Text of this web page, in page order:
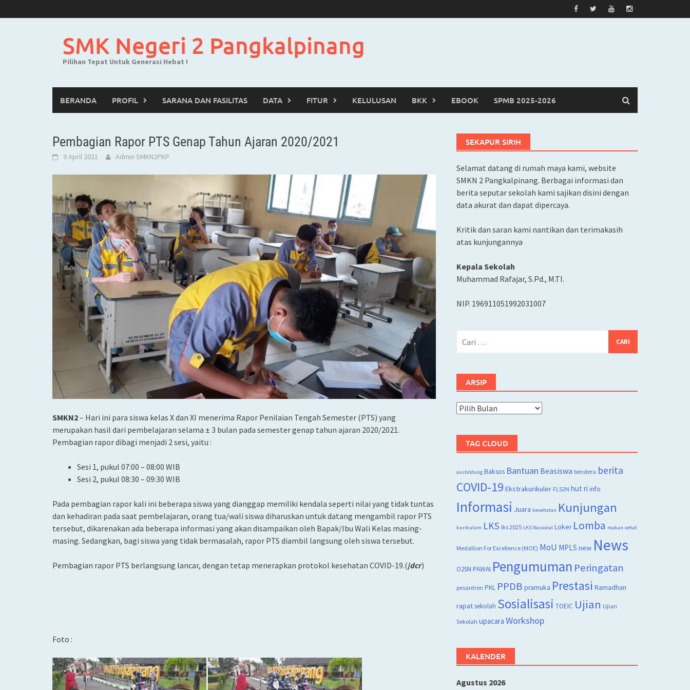
to
SMK Negeri 2 Pangkalpinang
Pilihan Tepat Untuk Generasi Hebat !
BERANDA PROFIL SARANA DAN FASILITAS DATA FITUR KELULUSAN BKK EBOOK SPMB 2025-2026
Pembagian Rapor PTS Genap Tahun Ajaran 2020/2021
9 April 2021 Admin SMKN2PKP
SMKN2– Hari ini para siswa kelas X dan XI menerima Rapor Penilaian Tengah Semester (PTS) yang
merupakan hasil dari pembelajaran selama ± 3 bulan pada semester genap tahun ajaran 2020/2021.
Pembagian rapor dibagi menjadi 2 sesi, yaitu :
Sesi 1, pukul 07:00 – 08:00 WIB
Sesi 2, pukul 08:30 – 09:30 WIB
Pada pembagian rapor kali ini beberapa siswa yang dianggap memiliki kendala seperti nilai yang tidak tuntas
dan kehadiran pada saat pembelajaran, orang tua/wali siswa diharuskan untuk datang mengambil rapor PTS
tersebut, dikarenakan ada beberapa informasi yang akan disampaikan oleh Bapak/Ibu Wali Kelas masing-
masing. Sedangkan, bagi siswa yang tidak bermasalah, rapor PTS diambil langsung oleh siswa tersebut.
Pembagian rapor PTS berlangsung lancar, dengan tetap menerapkan protokol kesehatan COVID-19.(/dcr)
Foto :
SEKAPUR SIRIH
Selamat datang di rumah maya kami, website
SMKN 2 Pangkalpinang. Berbagai informasi dan
berita seputar sekolah kami sajikan disini dengan
data akurat dan dapat dipercaya.
Kritik dan saran kami nantikan dan terimakasih
atas kunjungannya
Kepala Sekolah
Muhammad Rafajar, S.Pd., M.TI.
NIP. 196911051992031007
ARSIP
Arsip
TAG CLOUD
ausbildung Baksos Bantuan Beasiswa bendera berita
COVID-19 Ekstrakurikuler FLS2N hut ri info
Informasi Juara kesehatan Kunjungan
kurikulum LKS lks 2025 LKS Nasional Loker Lomba makan sehat
Medallion For Excellence (MOE) MoU MPLS new News
O2SN PAWAI Pengumuman Peringatan
pesantren PKL PPDB pramuka Prestasi Ramadhan
rapatsekolah Sosialisasi TOEIC Ujian Ujian
Sekolah upacara Workshop
KALENDER
Agustus 2026